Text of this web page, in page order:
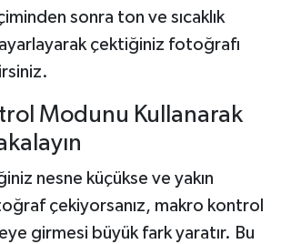
sonra ton ve sıcaklık
çektiğiniz fotoğrafı
Modunu Kullanarak
nesne küçükse ve yakın
çekiyorsanız, makro kontrol
girmesi büyük fark yaratır. Bu